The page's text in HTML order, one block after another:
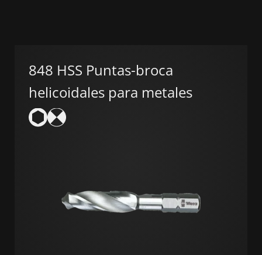
848 HSS Puntas-broca
helicoidales para metales